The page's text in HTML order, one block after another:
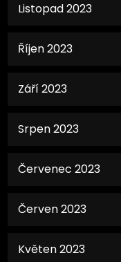
Listopad 2023
Říjen 2023
Září 2023
Srpen 2023
Červenec 2023
Červen 2023
Květen 2023